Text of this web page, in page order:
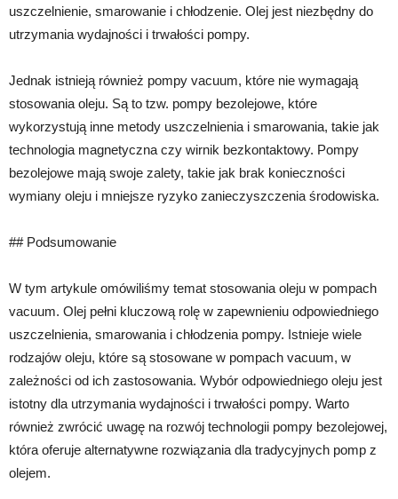
uszczelnienie, smarowanie i chłodzenie. Olej jest niezbędny do
utrzymania wydajności i trwałości pompy.
Jednak istnieją również pompy vacuum, które nie wymagają
stosowania oleju. Są to tzw. pompy bezolejowe, które
wykorzystują inne metody uszczelnienia i smarowania, takie jak
technologia magnetyczna czy wirnik bezkontaktowy. Pompy
bezolejowe mają swoje zalety, takie jak brak konieczności
wymiany oleju i mniejsze ryzyko zanieczyszczenia środowiska.
## Podsumowanie
W tym artykule omówiliśmy temat stosowania oleju w pompach
vacuum. Olej pełni kluczową rolę w zapewnieniu odpowiedniego
uszczelnienia, smarowania i chłodzenia pompy. Istnieje wiele
rodzajów oleju, które są stosowane w pompach vacuum, w
zależności od ich zastosowania. Wybór odpowiedniego oleju jest
istotny dla utrzymania wydajności i trwałości pompy. Warto
również zwrócić uwagę na rozwój technologii pompy bezolejowej,
która oferuje alternatywne rozwiązania dla tradycyjnych pomp z
olejem.